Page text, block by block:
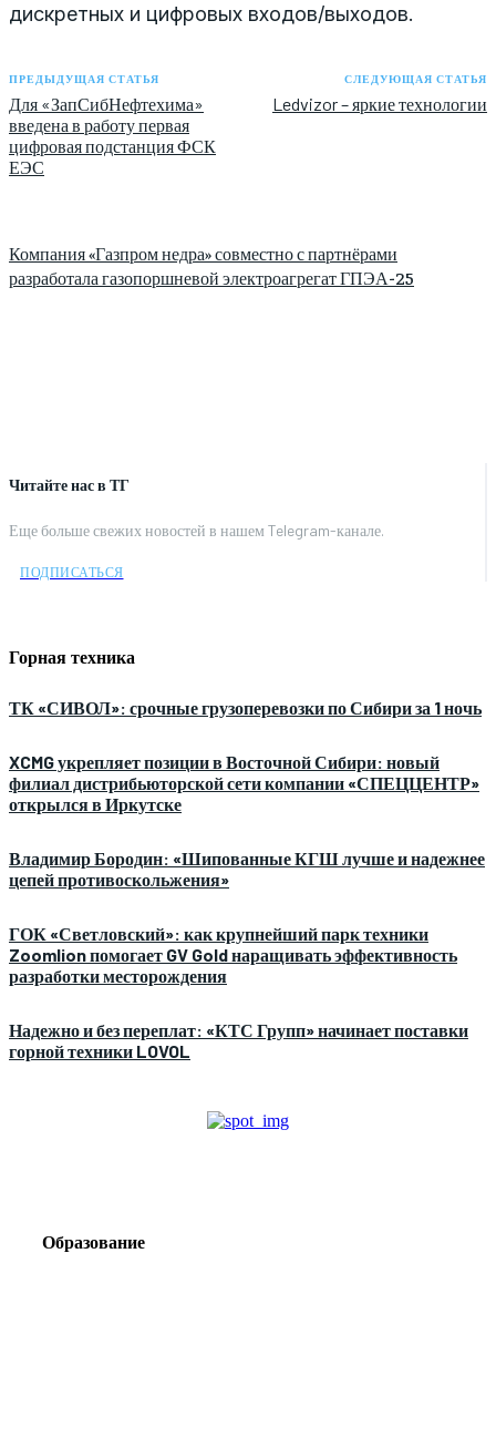
Читайте нас в ТГ
Еще больше свежих новостей в нашем Telegram-канале.
ПОДПИСАТЬСЯ
Горная техника
ТК «СИВОЛ»: срочные грузоперевозки по Сибири за 1 ночь
XCMG укрепляет позиции в Восточной Сибири: новый
филиал дистрибьюторской сети компании «СПЕЦЦЕНТР»
открылся в Иркутске
Владимир Бородин: «Шипованные КГШ лучше и надежнее
цепей противоскольжения»
ГОК «Светловский»: как крупнейший парк техники
Zoomlion помогает GV Gold наращивать эффективность
разработки месторождения
Надежно и без переплат: «КТС Групп» начинает поставки
горной техники LOVOL
Образование
дискретных и цифровых входов/выходов.
ПРЕДЫДУЩАЯ СТАТЬЯ
Для «ЗапСибНефтехима»
введена в работу первая
цифровая подстанция ФСК
ЕЭС
СЛЕДУЮЩАЯ СТАТЬЯ
Ledvizor – яркие технологии
Компания «Газпром недра» совместно с партнёрами
разработала газопоршневой электроагрегат ГПЭА-25